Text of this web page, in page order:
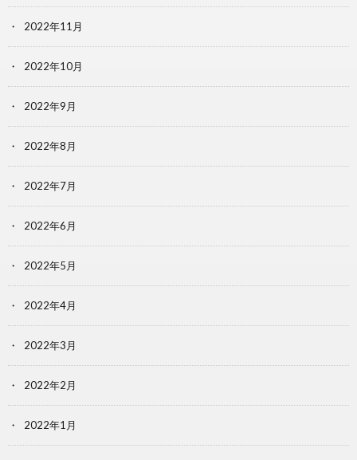
2022年11月
2022年10月
2022年9月
2022年8月
2022年7月
2022年6月
2022年5月
2022年4月
2022年3月
2022年2月
2022年1月